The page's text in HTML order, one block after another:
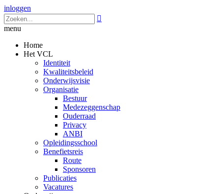
inloggen

menu
Home
Het VCL
Identiteit
Kwaliteitsbeleid
Onderwijsvisie
Organisatie
Bestuur
Medezeggenschap
Ouderraad
Privacy
ANBI
Opleidingsschool
Benefietsreis
Route
Sponsoren
Publicaties
Vacatures